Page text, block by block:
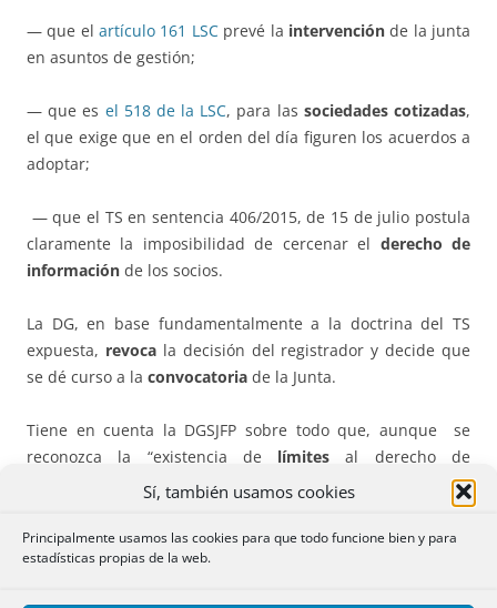
Sí, también usamos cookies
Principalmente usamos las cookies para que todo funcione bien y para
estadísticas propias de la web.
— que elartículo 161 LSCprevé la intervenciónde la junta
en asuntos de gestión;
— que es el 518 de la LSC, para las sociedades cotizadas,
el que exige que en el orden del día figuren los acuerdos a
adoptar;
— que el TS en sentencia 406/2015, de 15 de julio postula
claramente la imposibilidad de cercenar el derecho de
información de los socios.
La DG, en base fundamentalmente a la doctrina del TS
expuesta, revoca la decisión del registrador y decide que
se dé curso a la convocatoria de la Junta.
Tiene en cuenta la DGSJFP sobre todo que, aunque se
reconozca la “existencia de límites al derecho de
información del socio en relación con el derecho de voto,
, dichos límites no son
aplicables a otros derechos del socio como es el derecho a
solicitar un complemento de convocatoria o a solicitar la